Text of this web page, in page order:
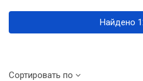
Сортировать по